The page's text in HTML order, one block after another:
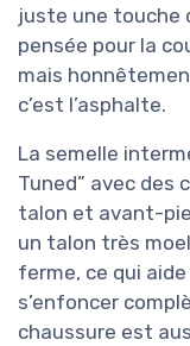
juste une touche
pensée pour la
mais
c’est l’asphalte.
La semelle
Tuned” avec des
talon et avant-
un talon très
ferme, ce qui aide
s’enfoncer
chaussure est